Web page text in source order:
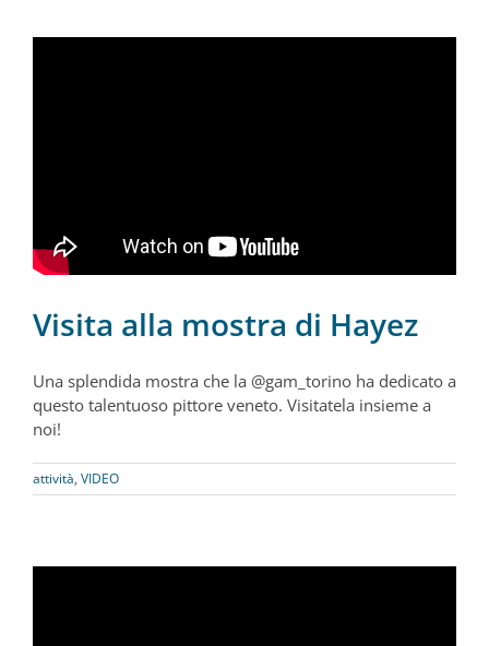
Visita alla mostra di Hayez
Una splendida mostra che la @gam_torino ha dedicato a
questo talentuoso pittore veneto. Visitatela insieme a
noi!
attività, VIDEO